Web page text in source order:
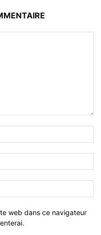
web dans ce navigateur